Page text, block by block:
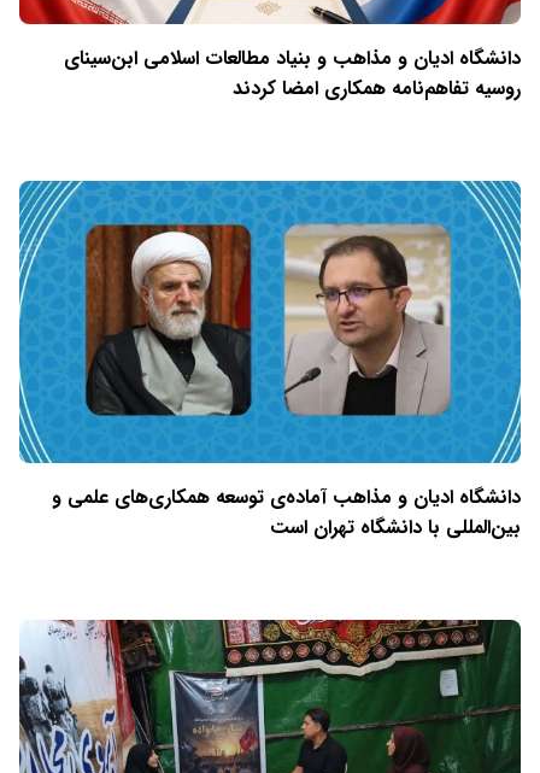
دانشگاه ادیان و مذاهب و بنیاد مطالعات اسلامی ابن‌سینای
روسیه تفاهم‌نامه همکاری امضا کردند
دانشگاه ادیان و مذاهب آماده‌ی توسعه همکاری‌های علمی و
بین‌المللی با دانشگاه تهران است